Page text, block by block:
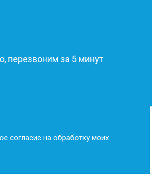
перезвоним за 5 минут
согласие на обработку моих